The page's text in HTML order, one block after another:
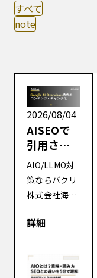
すべて
note
2026/08/04
AISEOで
引用され
る記事設
計とは？
Google AI
Overview
s時代のコ
ンク化
AIO/LLMO対
策ならバクリ
株式会社海外
研究発信して
いるBAKURI
株式会社で
す。 今回は、
詳細